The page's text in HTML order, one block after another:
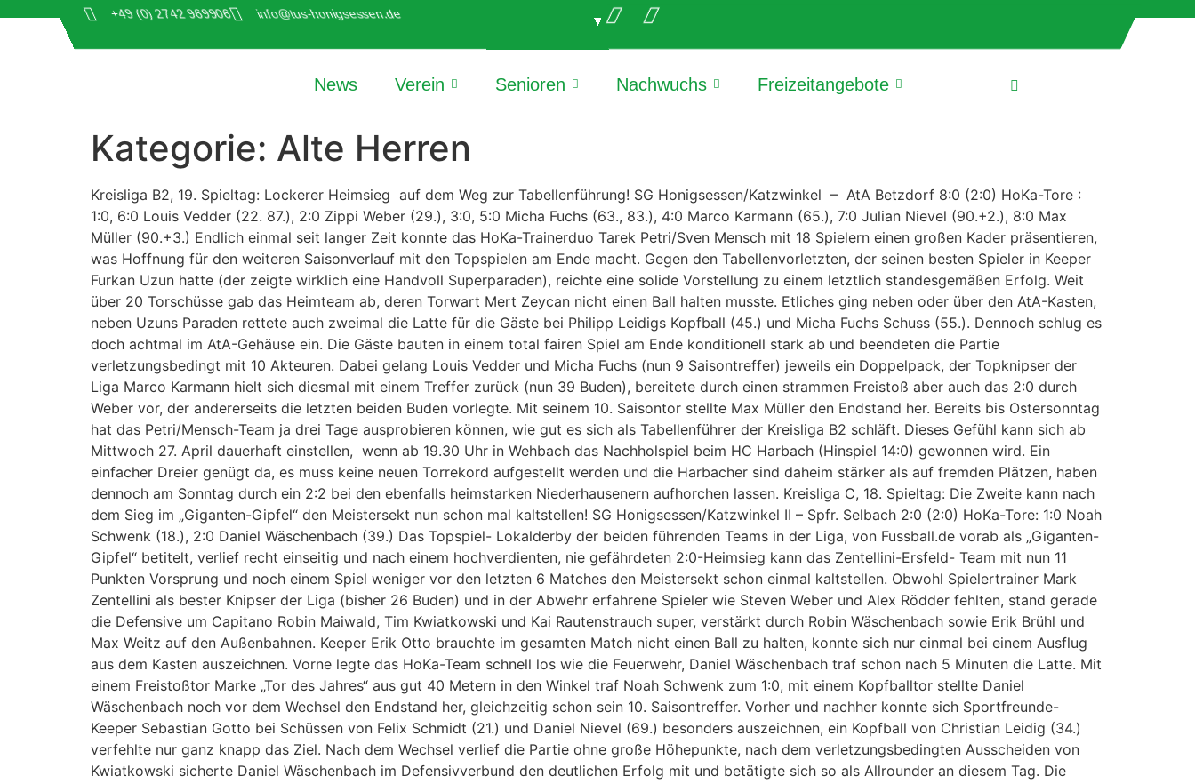
+49 (0) 2742 969906 info@tus-honigsessen.de
News Verein Senioren Nachwuchs Freizeitangebote
Kategorie: Alte Herren
Kreisliga B2, 19. Spieltag: Lockerer Heimsieg auf dem Weg zur Tabellenführung! SG Honigsessen/Katzwinkel – AtA Betzdorf 8:0 (2:0) HoKa-Tore :
1:0, 6:0 Louis Vedder (22. 87.), 2:0 Zippi Weber (29.), 3:0, 5:0 Micha Fuchs (63., 83.), 4:0 Marco Karmann (65.), 7:0 Julian Nievel (90.+2.), 8:0 Max
Müller (90.+3.) Endlich einmal seit langer Zeit konnte das HoKa-Trainerduo Tarek Petri/Sven Mensch mit 18 Spielern einen großen Kader präsentieren,
was Hoffnung für den weiteren Saisonverlauf mit den Topspielen am Ende macht. Gegen den Tabellenvorletzten, der seinen besten Spieler in Keeper
Furkan Uzun hatte (der zeigte wirklich eine Handvoll Superparaden), reichte eine solide Vorstellung zu einem letztlich standesgemäßen Erfolg. Weit
über 20 Torschüsse gab das Heimteam ab, deren Torwart Mert Zeycan nicht einen Ball halten musste. Etliches ging neben oder über den AtA-Kasten,
neben Uzuns Paraden rettete auch zweimal die Latte für die Gäste bei Philipp Leidigs Kopfball (45.) und Micha Fuchs Schuss (55.). Dennoch schlug es
doch achtmal im AtA-Gehäuse ein. Die Gäste bauten in einem total fairen Spiel am Ende konditionell stark ab und beendeten die Partie
verletzungsbedingt mit 10 Akteuren. Dabei gelang Louis Vedder und Micha Fuchs (nun 9 Saisontreffer) jeweils ein Doppelpack, der Topknipser der
Liga Marco Karmann hielt sich diesmal mit einem Treffer zurück (nun 39 Buden), bereitete durch einen strammen Freistoß aber auch das 2:0 durch
Weber vor, der andererseits die letzten beiden Buden vorlegte. Mit seinem 10. Saisontor stellte Max Müller den Endstand her. Bereits bis Ostersonntag
hat das Petri/Mensch-Team ja drei Tage ausprobieren können, wie gut es sich als Tabellenführer der Kreisliga B2 schläft. Dieses Gefühl kann sich ab
Mittwoch 27. April dauerhaft einstellen, wenn ab 19.30 Uhr in Wehbach das Nachholspiel beim HC Harbach (Hinspiel 14:0) gewonnen wird. Ein
einfacher Dreier genügt da, es muss keine neuen Torrekord aufgestellt werden und die Harbacher sind daheim stärker als auf fremden Plätzen, haben
dennoch am Sonntag durch ein 2:2 bei den ebenfalls heimstarken Niederhausenern aufhorchen lassen. Kreisliga C, 18. Spieltag: Die Zweite kann nach
dem Sieg im „Giganten-Gipfel“ den Meistersekt nun schon mal kaltstellen! SG Honigsessen/Katzwinkel II – Spfr. Selbach 2:0 (2:0) HoKa-Tore: 1:0 Noah
Schwenk (18.), 2:0 Daniel Wäschenbach (39.) Das Topspiel- Lokalderby der beiden führenden Teams in der Liga, von Fussball.de vorab als „Giganten-
Gipfel“ betitelt, verlief recht einseitig und nach einem hochverdienten, nie gefährdeten 2:0-Heimsieg kann das Zentellini-Ersfeld- Team mit nun 11
Punkten Vorsprung und noch einem Spiel weniger vor den letzten 6 Matches den Meistersekt schon einmal kaltstellen. Obwohl Spielertrainer Mark
Zentellini als bester Knipser der Liga (bisher 26 Buden) und in der Abwehr erfahrene Spieler wie Steven Weber und Alex Rödder fehlten, stand gerade
die Defensive um Capitano Robin Maiwald, Tim Kwiatkowski und Kai Rautenstrauch super, verstärkt durch Robin Wäschenbach sowie Erik Brühl und
Max Weitz auf den Außenbahnen. Keeper Erik Otto brauchte im gesamten Match nicht einen Ball zu halten, konnte sich nur einmal bei einem Ausflug
aus dem Kasten auszeichnen. Vorne legte das HoKa-Team schnell los wie die Feuerwehr, Daniel Wäschenbach traf schon nach 5 Minuten die Latte. Mit
einem Freistoßtor Marke „Tor des Jahres“ aus gut 40 Metern in den Winkel traf Noah Schwenk zum 1:0, mit einem Kopfballtor stellte Daniel
Wäschenbach noch vor dem Wechsel den Endstand her, gleichzeitig schon sein 10. Saisontreffer. Vorher und nachher konnte sich Sportfreunde-
Keeper Sebastian Gotto bei Schüssen von Felix Schmidt (21.) und Daniel Nievel (69.) besonders auszeichnen, ein Kopfball von Christian Leidig (34.)
verfehlte nur ganz knapp das Ziel. Nach dem Wechsel verlief die Partie ohne große Höhepunkte, nach dem verletzungsbedingten Ausscheiden von
Kwiatkowski sicherte Daniel Wäschenbach im Defensivverbund den deutlichen Erfolg mit und betätigte sich so als Allrounder an diesem Tag. Die